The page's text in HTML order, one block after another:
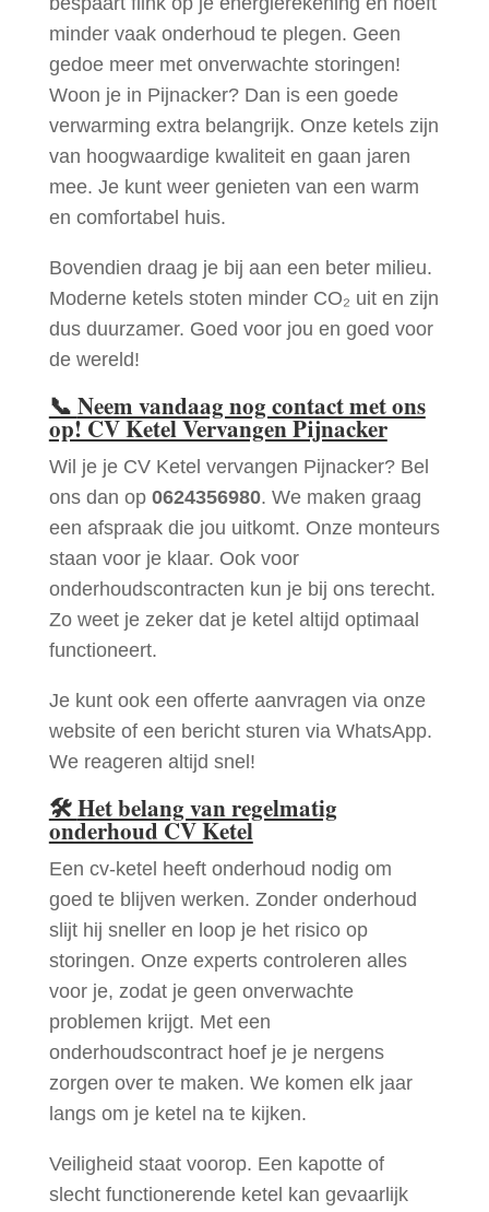
minder vaak onderhoud te plegen. Geen
gedoe meer met onverwachte storingen!
Woon je in Pijnacker? Dan is een goede
verwarming extra belangrijk. Onze ketels zijn
van hoogwaardige kwaliteit en gaan jaren
mee. Je kunt weer genieten van een warm
en comfortabel huis.
Bovendien draag je bij aan een beter milieu.
Moderne ketels stoten minder CO₂ uit en zijn
dus duurzamer. Goed voor jou en goed voor
de wereld!
📞 Neem vandaag nog contact met ons
op! CV Ketel Vervangen Pijnacker
Wil je je CV Ketel vervangen Pijnacker? Bel
ons dan op 0624356980. We maken graag
een afspraak die jou uitkomt. Onze monteurs
staan voor je klaar. Ook voor
onderhoudscontracten kun je bij ons terecht.
Zo weet je zeker dat je ketel altijd optimaal
functioneert.
Je kunt ook een offerte aanvragen via onze
website of een bericht sturen via WhatsApp.
We reageren altijd snel!
🛠Het belang van regelmatig
onderhoud CV Ketel
Een cv-ketel heeft onderhoud nodig om
goed te blijven werken. Zonder onderhoud
slijt hij sneller en loop je het risico op
storingen. Onze experts controleren alles
voor je, zodat je geen onverwachte
problemen krijgt. Met een
onderhoudscontract hoef je je nergens
zorgen over te maken. We komen elk jaar
langs om je ketel na te kijken.
Veiligheid staat voorop. Een kapotte of
slecht functionerende ketel kan gevaarlijk